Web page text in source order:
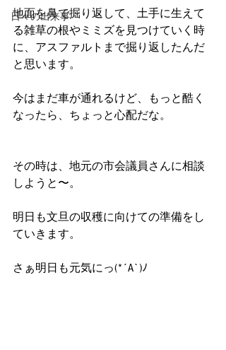
日々の出来事
地面を鼻で掘り返して、土手に生えて
る雑草の根やミミズを見つけていく時
に、アスファルトまで掘り返したんだ
と思います。
今はまだ車が通れるけど、もっと酷く
なったら、ちょっと心配だな。
その時は、地元の市会議員さんに相談
しようと〜。
明日も文旦の収穫に向けての準備をし
ていきます。
さぁ明日も元気にっ(*´A`)ﾉ